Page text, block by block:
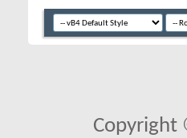
Copyright